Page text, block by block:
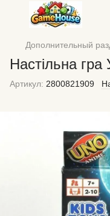
Дополнительный
Настільна
Артикул: 2800821909